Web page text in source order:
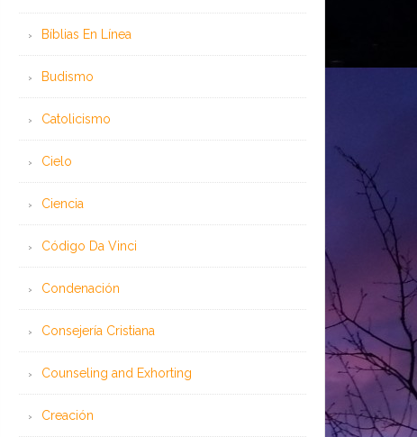
Bíblias En Línea
Budismo
Catolicismo
Cielo
Ciencia
Código Da Vinci
Condenación
Consejería Cristiana
Counseling and Exhorting
Creación